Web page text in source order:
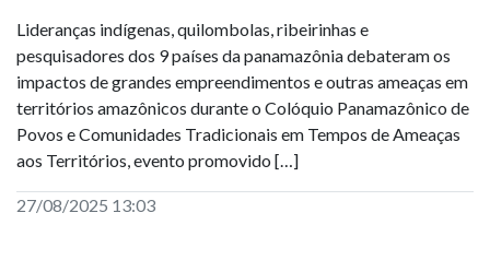
Lideranças indígenas, quilombolas, ribeirinhas e
pesquisadores dos 9 países da panamazônia debateram os
impactos de grandes empreendimentos e outras ameaças em
territórios amazônicos durante o Colóquio Panamazônico de
Povos e Comunidades Tradicionais em Tempos de Ameaças
aos Territórios, evento promovido […]
27/08/2025 13:03